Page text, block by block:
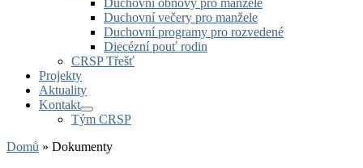
Duchovní obnovy pro manžele
Duchovní večery pro manžele
Duchovní programy pro rozvedené
Diecézní pouť rodin
CRSP Třešť
Projekty
Aktuality
Kontakt
Tým CRSP
Domů » Dokumenty